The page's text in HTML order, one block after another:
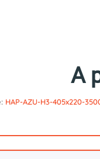
A
HAP-AZU-H3-405x220-